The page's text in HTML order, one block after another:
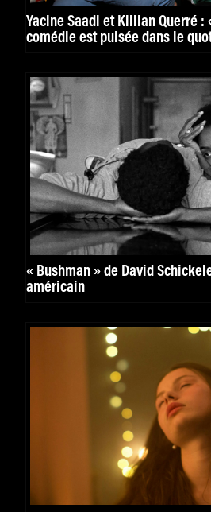
Yacine Saadi et Killian Querré :
comédie est puisée dans le
« Bushman » de David
américain